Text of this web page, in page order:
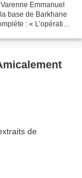
Emmanuel
base de Barkhane
: « L’opération